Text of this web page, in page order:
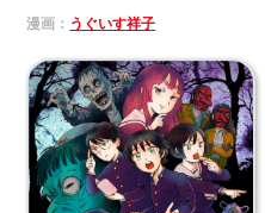
漫画： うぐいす祥子